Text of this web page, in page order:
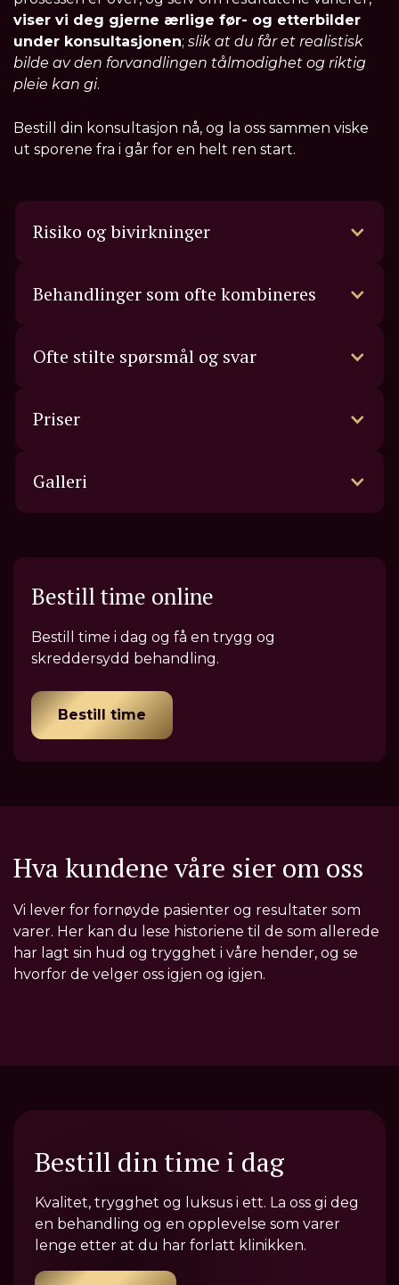
viser vi deg gjerne ærlige før- og etterbilder
under konsultasjonen; slik at du får et realistisk
bilde av den forvandlingen tålmodighet og riktig
pleie kan gi.
Bestill din konsultasjon nå, og la oss sammen viske
ut sporene fra i går for en helt ren start.
Risiko og bivirkninger
Behandlinger som ofte kombineres
Ofte stilte spørsmål og svar
Priser
Galleri
Bestill time online
Bestill time i dag og få en trygg og
skreddersydd behandling.
Bestill time
Hva kundene våre sier om oss
Vi lever for fornøyde pasienter og resultater som
varer. Her kan du lese historiene til de som allerede
har lagt sin hud og trygghet i våre hender, og se
hvorfor de velger oss igjen og igjen.
Bestill din time i dag
Kvalitet, trygghet og luksus i ett. La oss gi deg
en behandling og en opplevelse som varer
lenge etter at du har forlatt klinikken.